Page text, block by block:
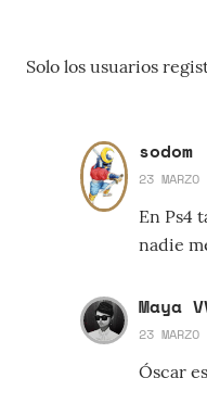
Solo los usuarios
sodom
23
En Ps4
nadie
Maya
23
Óscar